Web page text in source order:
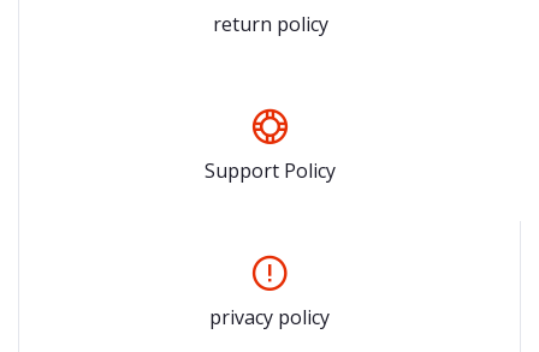
return policy
Support Policy
privacy policy